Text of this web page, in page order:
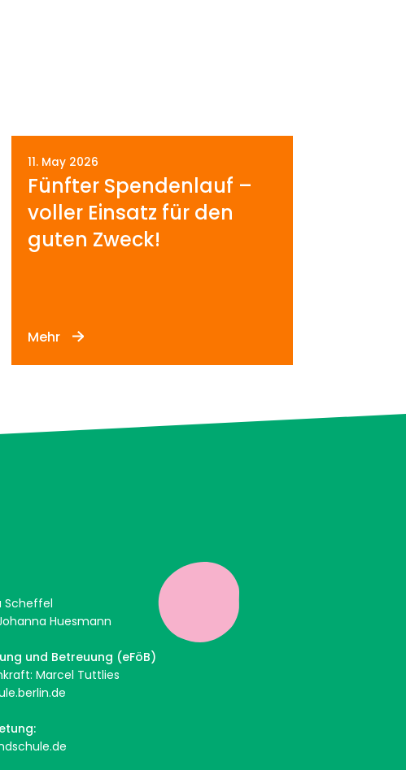
11. May 2026
Fünfter Spendenlauf –
voller Einsatz für den
guten Zweck!
Mehr
Scheffel
Huesmann
und Betreuung (eFöB)
Marcel Tuttlies